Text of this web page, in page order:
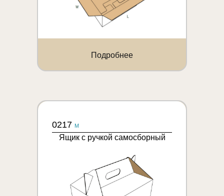
Подробнее
0217 M
Ящик с ручкой самосборный